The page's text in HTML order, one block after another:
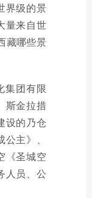
界级的景
量来自世
藏哪些景
集团有限
斯金拉措
设的乃仓
主》、
《圣城空
人员、公